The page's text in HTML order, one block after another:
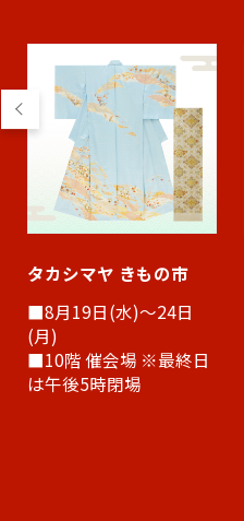
タカシマヤ きもの市
■8月19日(水)～24日
(月)
■10階 催会場 ※最終日
は午後5時閉場